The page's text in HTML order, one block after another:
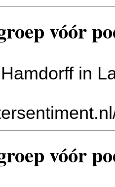
vóór
in
vóór